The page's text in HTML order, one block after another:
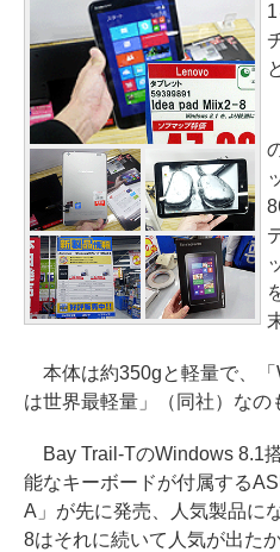
本体は約350gと軽量で、「
は世界最軽量」（同社）なの
Bay Trail-TのWindows 8.1
能なキーボードが付属する
A」が先に発売、人気製品に
8はそれに続いて人気が出たか